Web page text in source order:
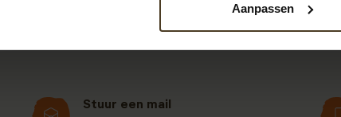
Aanpassen
Stuur een mail